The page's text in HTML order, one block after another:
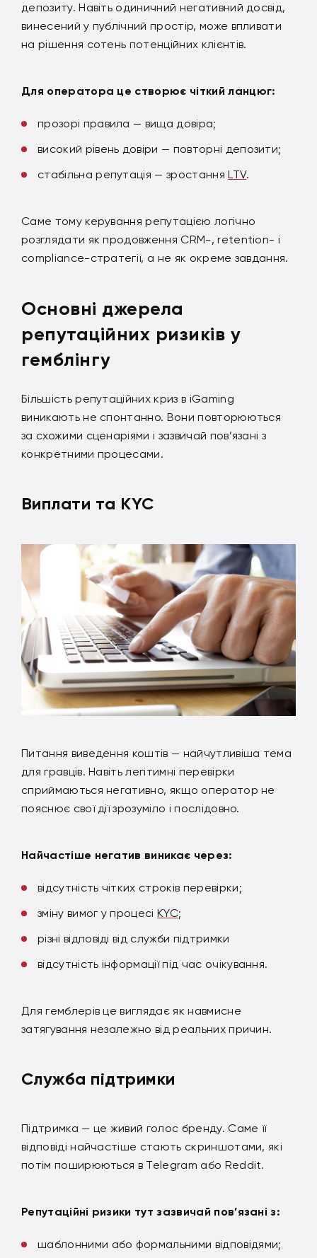
депозиту. Навіть одиничний негативний досвід,
винесений у публічний простір, може впливати
на рішення сотень потенційних клієнтів.
Для оператора це створює чіткий ланцюг:
прозорі правила — вища довіра;
високий рівень довіри — повторні депозити;
стабільна репутація — зростанняLTV.
Саме тому керування репутацією логічно
розглядати як продовження CRM-, retention- і
compliance-стратегії, а не як окреме завдання.
Основні джерела
репутаційних ризиків у
гемблінгу
Більшість репутаційних криз в iGaming
виникають не спонтанно. Вони повторюються
за схожими сценаріями і зазвичай пов’язані з
конкретними процесами.
Виплати та KYC
Питання виведення коштів — найчутливіша тема
для гравців. Навіть легітимні перевірки
сприймаються негативно, якщо оператор не
пояснює свої дії зрозуміло і послідовно.
Найчастіше негатив виникає через:
відсутність чітких строків перевірки;
зміну вимог у процесіKYC;
різні відповіді від служби підтримки
відсутність інформації під час очікування.
Для гемблерів це виглядає як навмисне
затягування незалежно від реальних причин.
Служба підтримки
Підтримка — це живий голос бренду. Саме її
відповіді найчастіше стають скриншотами, які
потім поширюються в Telegram або Reddit.
Репутаційні ризики тут зазвичай пов’язані з:
шаблонними або формальними відповідями;